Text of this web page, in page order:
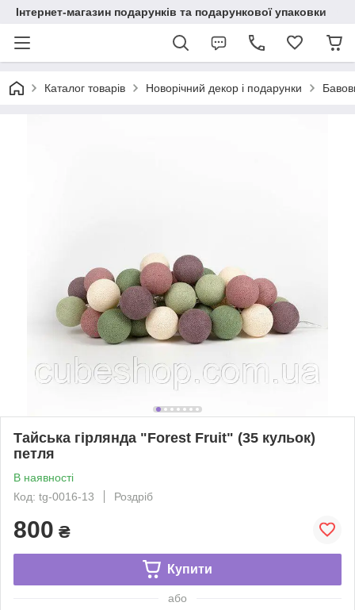
Інтернет-магазин подарунків та подарункової упаковки
Каталог товарів Новорічний декор і подарунки
Тайська гірлянда "Forest Fruit" (35 кульок)
петля
В наявності
Код: tg-0016-13
Роздріб
800 ₴
Купити
або